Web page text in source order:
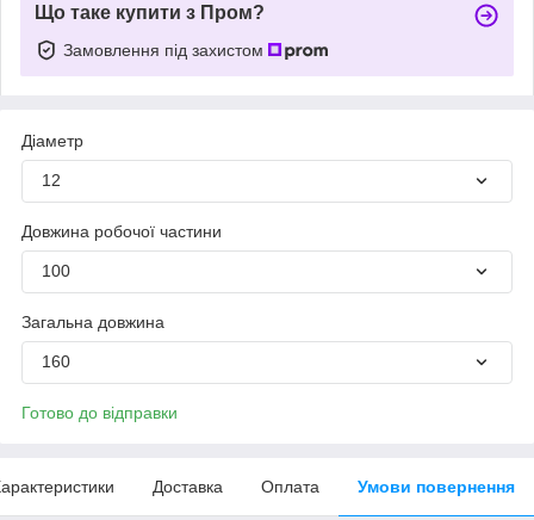
Що таке купити з Пром?
Замовлення під захистом
Діаметр
12
Довжина робочої частини
100
Загальна довжина
160
Готово до відправки
Доставка Оплата Умови повернення